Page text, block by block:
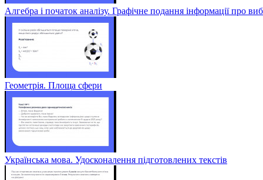
Алгебра і початок аналізу. Графічне подання інформації про
Геометрія. Площа сфери
Українська мова. Удосконалення підготовлених текстів